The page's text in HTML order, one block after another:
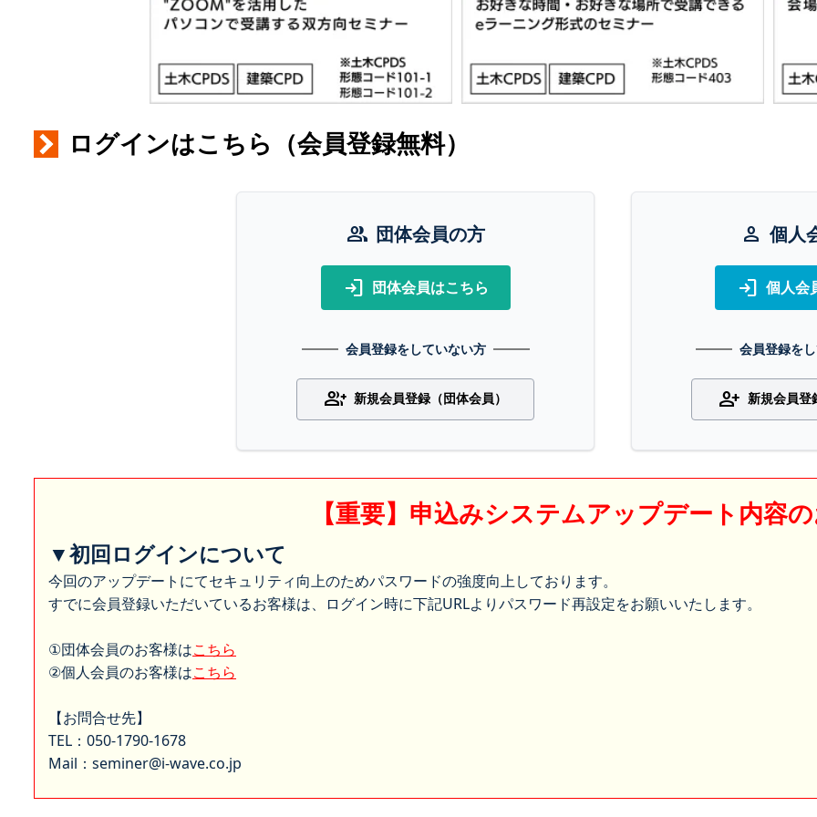
ログインはこちら（会員登録無料）
group 団体会員の方
login 団体会員はこちら
会員登録をしていない方
group_add 新規会員登録（団体会員）
person 個人
login 個人会
会員登録を
person_add 新規会員登
【重要】申込みシステムアップデート内容
▼初回ログインについて
今回のアップデートにてセキュリティ向上のためパスワードの強度向上しております。
すでに会員登録いただいているお客様は、ログイン時に下記URLよりパスワード再設定をお願いいたします。
①団体会員のお客様はこちら
②個人会員のお客様はこちら
【お問合せ先】
TEL：050-1790-1678
Mail：seminer@i-wave.co.jp